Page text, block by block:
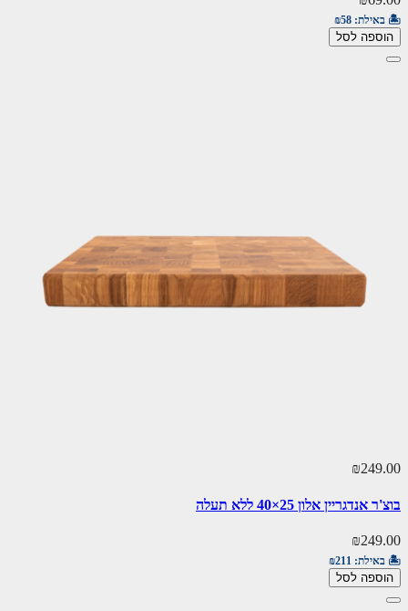
🏝️ באילת: ₪58
הוספה לסל
₪249.00
בוצ'ר אנדגריין אלון 25×40 ללא תעלה
₪249.00
🏝️ באילת: ₪211
הוספה לסל